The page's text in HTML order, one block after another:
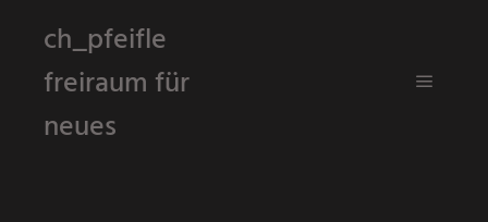
ch_pfeifle
freiraum für
neues